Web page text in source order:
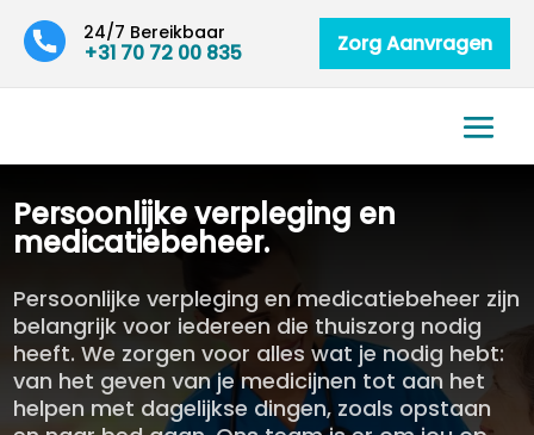
24/7 Bereikbaar
+31 70 72 00 835 Zorg Aanvragen
Persoonlijke verpleging en
medicatiebeheer.​
Persoonlijke verpleging en medicatiebeheer zijn
belangrijk voor iedereen die thuiszorg nodig
heeft. We zorgen voor alles wat je nodig hebt:
van het geven van je medicijnen tot aan het
helpen met dagelijkse dingen, zoals opstaan